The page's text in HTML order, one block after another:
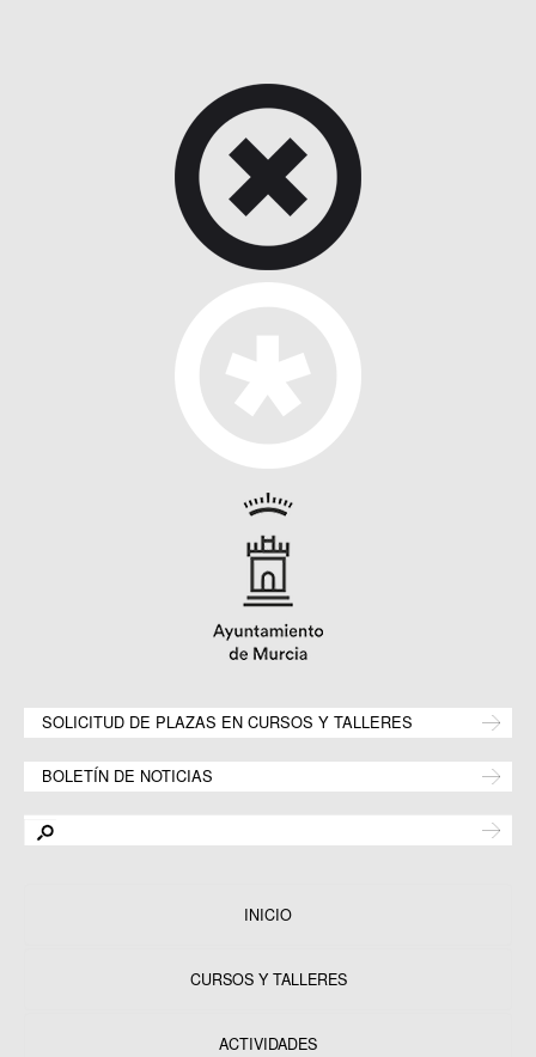
SOLICITUD DE PLAZAS EN CURSOS Y TALLERES
BOLETÍN DE NOTICIAS
INICIO
CURSOS Y TALLERES
ACTIVIDADES